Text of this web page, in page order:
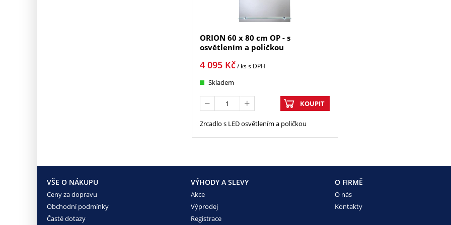
ORION 60 x 80 cm OP - s
osvětlením a poličkou
4 095Kč/ kss DPH
Skladem
KOUPIT
Zrcadlo s LED osvětlením a poličkou
VŠE O NÁKUPU
Ceny za dopravu
Obchodní podmínky
Časté dotazy
VÝHODY A SLEVY
Akce
Výprodej
Registrace
O FIRMĚ
O nás
Kontakty